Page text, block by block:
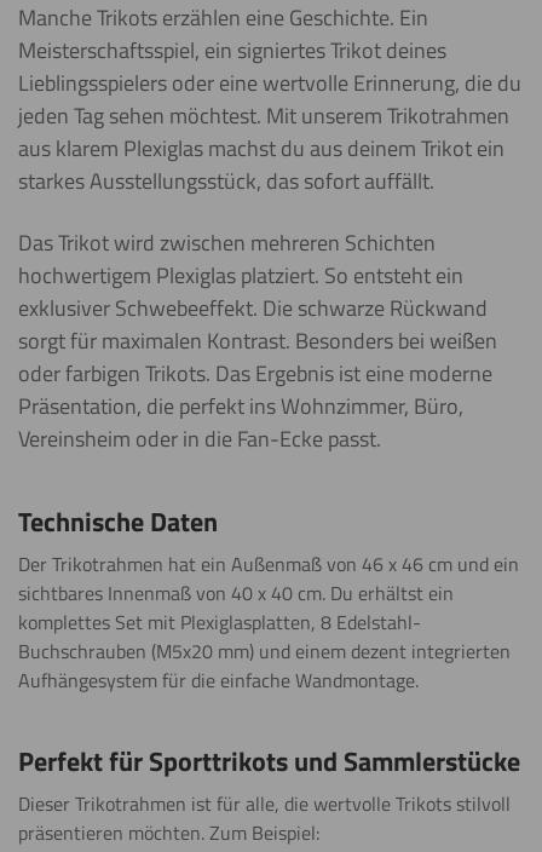
Manche Trikots erzählen eine Geschichte. Ein
Meisterschaftsspiel, ein signiertes Trikot deines
Lieblingsspielers oder eine wertvolle Erinnerung, die du
jeden Tag sehen möchtest. Mit unserem Trikotrahmen
aus klarem Plexiglas machst du aus deinem Trikot ein
starkes Ausstellungsstück, das sofort auffällt.
Das Trikot wird zwischen mehreren Schichten
hochwertigem Plexiglas platziert. So entsteht ein
exklusiver Schwebeeffekt. Die schwarze Rückwand
sorgt für maximalen Kontrast. Besonders bei weißen
oder farbigen Trikots. Das Ergebnis ist eine moderne
Präsentation, die perfekt ins Wohnzimmer, Büro,
Vereinsheim oder in die Fan-Ecke passt.
Technische Daten
Der Trikotrahmen hat ein Außenmaß von 46 x 46 cm und ein
sichtbares Innenmaß von 40 x 40 cm. Du erhältst ein
komplettes Set mit Plexiglasplatten, 8 Edelstahl-
Buchschrauben (M5x20 mm) und einem dezent integrierten
Aufhängesystem für die einfache Wandmontage.
Perfekt für Sporttrikots und Sammlerstücke
Dieser Trikotrahmen ist für alle, die wertvolle Trikots stilvoll
präsentieren möchten. Zum Beispiel: